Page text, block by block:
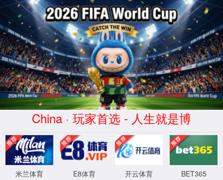
dhy大红鹰(中华)品牌公司
正在查询中
正在查询中，请刷新重试